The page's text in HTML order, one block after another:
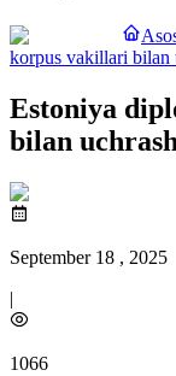
korpus vakillari bilan
Estoniya
bilan
September 18 , 2025
|
1066